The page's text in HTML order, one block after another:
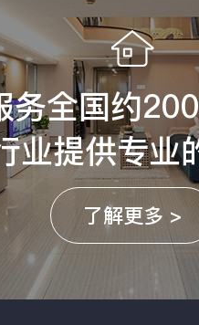
务全国约
业提供专业
了解更多 >